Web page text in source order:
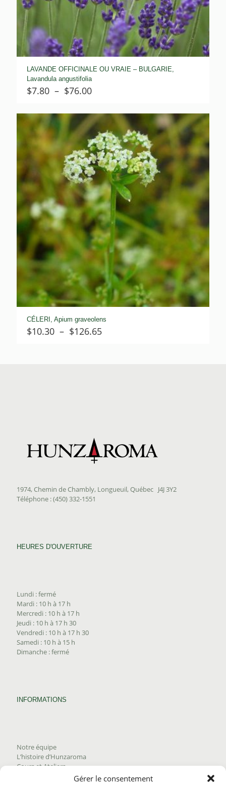
Gérer le consentement
LAVANDE OFFICINALE OU VRAIE – BULGARIE,
Lavandula angustifolia
$7.80 – $76.00Plage
$7.80
à
$76.00
CÉLERI, Apium graveolens
$10.30 – $126.65Plage
1974, Chemin de Chambly, Longueuil, Québec J4J 3Y2
Téléphone : (450) 332-1551
HEURES D'OUVERTURE
Lundi : fermé
Mardi : 10 h à 17 h
Mercredi : 10 h à 17 h
Jeudi : 10 h à 17 h 30
Vendredi : 10 h à 17 h 30
Samedi : 10 h à 15 h
Dimanche : fermé
INFORMATIONS
Notre équipe
L’histoire d’Hunzaroma
Cours et Ateliers